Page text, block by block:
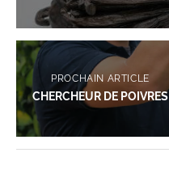
PROCHAIN ARTICLE
CHERCHEUR DE POIVRES